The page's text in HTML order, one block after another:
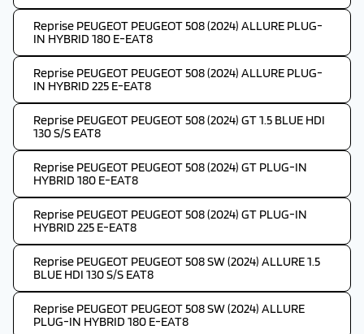
Reprise PEUGEOT PEUGEOT 508 (2024) ALLURE PLUG-
IN HYBRID 180 E-EAT8
Reprise PEUGEOT PEUGEOT 508 (2024) ALLURE PLUG-
IN HYBRID 225 E-EAT8
Reprise PEUGEOT PEUGEOT 508 (2024) GT 1.5 BLUE HDI
130 S/S EAT8
Reprise PEUGEOT PEUGEOT 508 (2024) GT PLUG-IN
HYBRID 180 E-EAT8
Reprise PEUGEOT PEUGEOT 508 (2024) GT PLUG-IN
HYBRID 225 E-EAT8
Reprise PEUGEOT PEUGEOT 508 SW (2024) ALLURE 1.5
BLUE HDI 130 S/S EAT8
Reprise PEUGEOT PEUGEOT 508 SW (2024) ALLURE
PLUG-IN HYBRID 180 E-EAT8